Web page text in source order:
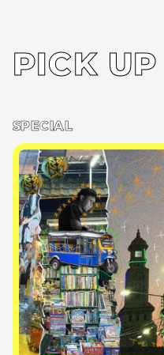
PICK UP
SPECIAL